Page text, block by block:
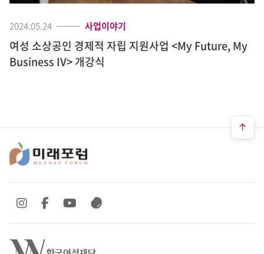
2024.05.24 사업이야기
여성 소상공인 경제적 자립 지원사업 <My Future, My
Business IV> 개강식
SNS 바로가기
SNS 바로가기SNS 바로가기
SNS 바로가기